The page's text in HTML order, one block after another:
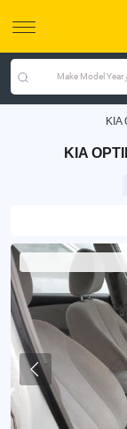
KIA
KIA